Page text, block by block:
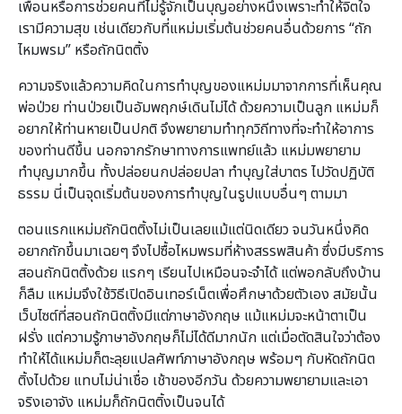
เพื่อนหรือการช่วยคนที่ไม่รู้จักเป็นบุญอย่างหนึ่งเพราะทำให้จิตใจ
เรามีความสุข เช่นเดียวกับที่แหม่มเริ่มต้นช่วยคนอื่นด้วยการ “ถัก
ไหมพรม” หรือถักนิตติ้ง
ความจริงแล้วความคิดในการทำบุญของแหม่มมาจากการที่เห็นคุณ
พ่อป่วย ท่านป่วยเป็นอัมพฤกษ์เดินไม่ได้ ด้วยความเป็นลูก แหม่มก็
อยากให้ท่านหายเป็นปกติ จึงพยายามทำทุกวิถีทางที่จะทำให้อาการ
ของท่านดีขึ้น นอกจากรักษาทางการแพทย์แล้ว แหม่มพยายาม
ทำบุญมากขึ้น ทั้งปล่อยนกปล่อยปลา ทำบุญใส่บาตร ไปวัดปฏิบัติ
ธรรม นี่เป็นจุดเริ่มต้นของการทำบุญในรูปแบบอื่นๆ ตามมา
ตอนแรกแหม่มถักนิตติ้งไม่เป็นเลยแม้แต่นิดเดียว จนวันหนึ่งคิด
อยากถักขึ้นมาเฉยๆ จึงไปซื้อไหมพรมที่ห้างสรรพสินค้า ซึ่งมีบริการ
สอนถักนิตติ้งด้วย แรกๆ เรียนไปเหมือนจะจำได้ แต่พอกลับถึงบ้าน
ก็ลืม แหม่มจึงใช้วิธีเปิดอินเทอร์เน็ตเพื่อศึกษาด้วยตัวเอง สมัยนั้น
เว็บไซต์ที่สอนถักนิตติ้งมีแต่ภาษาอังกฤษ แม้แหม่มจะหน้าตาเป็น
ฝรั่ง แต่ความรู้ภาษาอังกฤษก็ไม่ได้ดีมากนัก แต่เมื่อตัดสินใจว่าต้อง
ทำให้ได้แหม่มก็ตะลุยแปลศัพท์ภาษาอังกฤษ พร้อมๆ กับหัดถักนิต
ติ้งไปด้วย แทบไม่น่าเชื่อ เช้าของอีกวัน ด้วยความพยายามและเอา
จริงเอาจัง แหม่มก็ถักนิตติ้งเป็นจนได้